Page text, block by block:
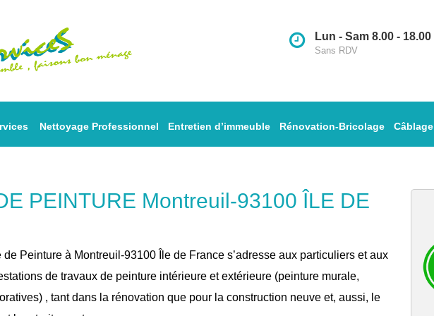
Lun - Sam 8.00 - 18.00
Sans RDV
Nettoyage Professionnel Entretien d’immeuble Rénovation-Bricolage Câblage
PEINTURE Montreuil-93100 ÎLE DE
de Peinture à Montreuil-93100 Île de France s’adresse aux particuliers et aux
de travaux de peinture intérieure et extérieure (peinture murale,
, tant dans la rénovation que pour la construction neuve et, aussi, le